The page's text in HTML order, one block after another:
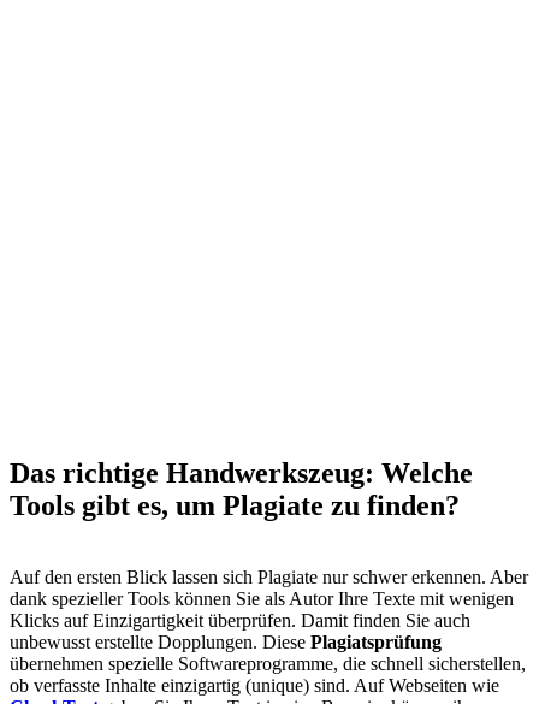
Das richtige Handwerkszeug: Welche
Tools gibt es, um Plagiate zu finden?
Auf den ersten Blick lassen sich Plagiate nur schwer erkennen. Aber
dank spezieller Tools können Sie als Autor Ihre Texte mit wenigen
Klicks auf Einzigartigkeit überprüfen. Damit finden Sie auch
unbewusst erstellte Dopplungen. Diese Plagiatsprüfung
übernehmen spezielle Softwareprogramme, die schnell sicherstellen,
ob verfasste Inhalte einzigartig (unique) sind. Auf Webseiten wie